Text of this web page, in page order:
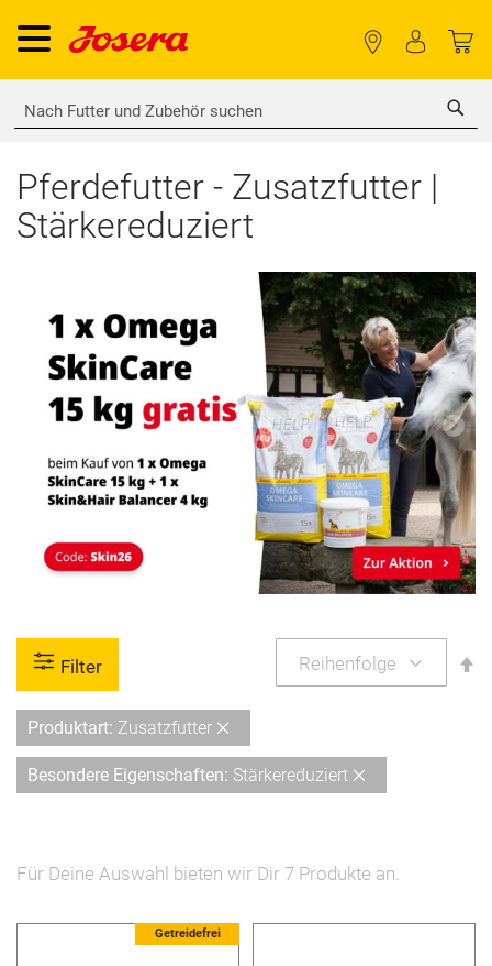
Pferdefutter - Zusatzfutter |
Stärkereduziert
Produktart Zusatzfutter
Artikel
entfernen
Besondere Eigenschaften Stärkereduziert
Artikel
Für Deine Auswahl bieten wir Dir 7 Produkte an.
Getreidefrei
5 %
Filter